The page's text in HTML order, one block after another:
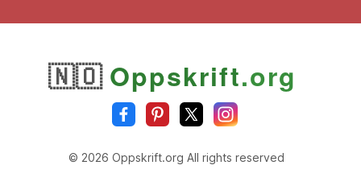
🇳🇴Oppskrift.org
© 2026 Oppskrift.org All rights reserved